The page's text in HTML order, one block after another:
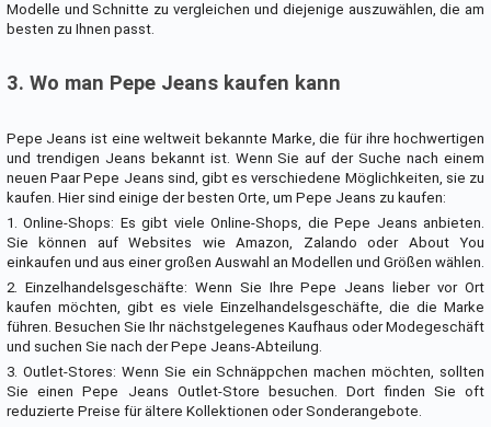
Modelle und Schnitte zu vergleichen und diejenige auszuwählen, die am
besten zu Ihnen passt.
3. Wo man Pepe Jeans kaufen kann
Pepe Jeans ist eine weltweit bekannte Marke, die für ihre hochwertigen
und trendigen Jeans bekannt ist. Wenn Sie auf der Suche nach einem
neuen Paar Pepe Jeans sind, gibt es verschiedene Möglichkeiten, sie zu
kaufen. Hier sind einige der besten Orte, um Pepe Jeans zu kaufen:
1. Online-Shops: Es gibt viele Online-Shops, die Pepe Jeans anbieten.
Sie können auf Websites wie Amazon, Zalando oder About You
einkaufen und aus einer großen Auswahl an Modellen und Größen wählen.
2. Einzelhandelsgeschäfte: Wenn Sie Ihre Pepe Jeans lieber vor Ort
kaufen möchten, gibt es viele Einzelhandelsgeschäfte, die die Marke
führen. Besuchen Sie Ihr nächstgelegenes Kaufhaus oder Modegeschäft
und suchen Sie nach der Pepe Jeans-Abteilung.
3. Outlet-Stores: Wenn Sie ein Schnäppchen machen möchten, sollten
Sie einen Pepe Jeans Outlet-Store besuchen. Dort finden Sie oft
reduzierte Preise für ältere Kollektionen oder Sonderangebote.